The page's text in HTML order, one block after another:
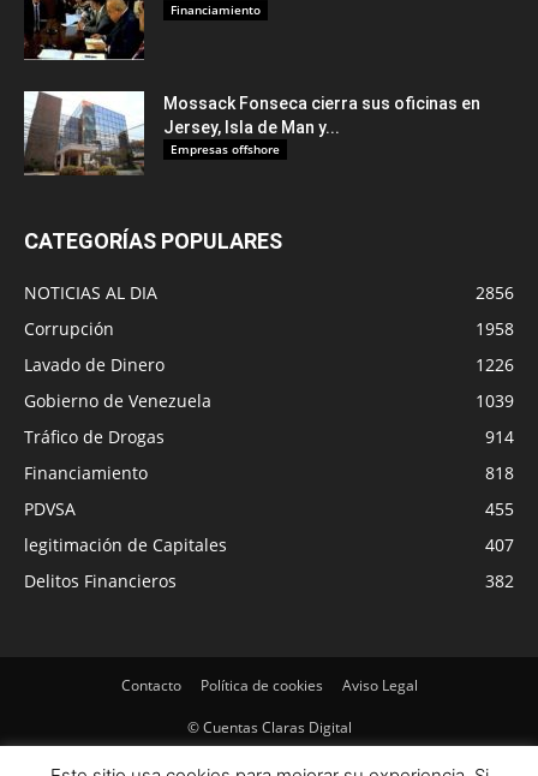
Financiamiento
Mossack Fonseca cierra sus oficinas en
Jersey, Isla de Man y...
Empresas offshore
CATEGORÍAS POPULARES
NOTICIAS AL DIA
2856
Corrupción
1958
Lavado de Dinero
1226
Gobierno de Venezuela
1039
Tráfico de Drogas
914
Financiamiento
818
PDVSA
455
legitimación de Capitales
407
Delitos Financieros
382
Contacto Política de cookies Aviso Legal
© Cuentas Claras Digital